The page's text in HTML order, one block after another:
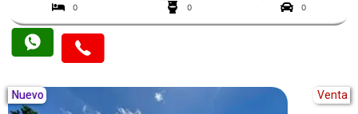
0
0 0
Venta
Nuevo